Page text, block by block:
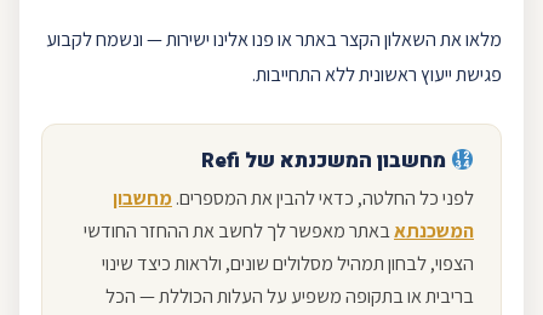
מלאו את השאלוןהקצר באתר או פנו אלינו ישירות — ונשמח לקבוע
פגישת ייעוץ ראשונית ללא התחייבות.
מחשבון המשכנתא של Refi
לפני כל החלטה, כדאי להבין את המספרים.מחשבון
המשכנתאבאתר מאפשר לך לחשב את ההחזר החודשי
הצפוי, לבחון תמהיל מסלולים שונים, ולראות כיצד שינוי
בריבית או בתקופה משפיע על העלות הכוללת — הכל